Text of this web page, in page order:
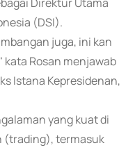
(DSI).
juga, ini kan
Rosan menjawab
Istana Kepresidenan,
yang kuat di
(trading), termasuk